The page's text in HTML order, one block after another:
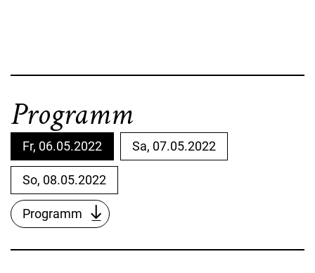
Programm
Fr, 06.05.2022 Sa, 07.05.2022
So, 08.05.2022
Programm